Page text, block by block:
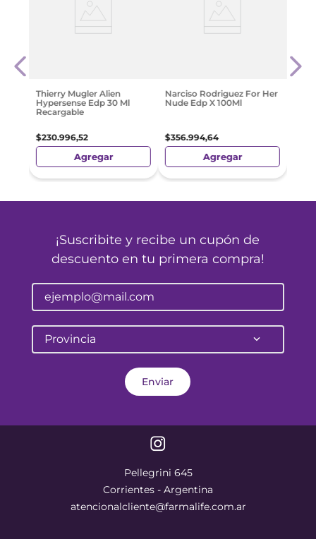
Thierry Mugler Alien
Hypersense Edp 30 Ml
Recargable
$230.996,52
Agregar
Narciso Rodriguez For Her
Nude Edp X 100Ml
$356.994,64
Agregar
¡Suscribite y recibe un cupón de
descuento en tu primera compra!
Provincia
Enviar
Pellegrini 645
Corrientes - Argentina
atencionalcliente@farmalife.com.ar